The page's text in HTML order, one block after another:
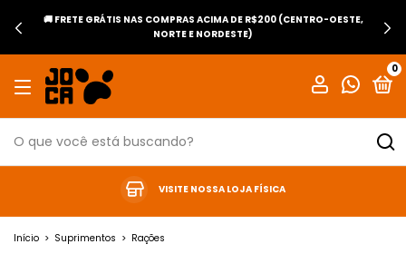
🚚 FRETE GRÁTIS NAS COMPRAS ACIMA DE R$200 (CENTRO-OESTE,
NORTE E NORDESTE)
0
VISITE NOSSA LOJA FÍSICA
Início > Suprimentos > Rações